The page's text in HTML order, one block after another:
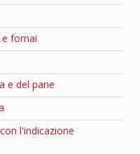
fornai
e del pane
l'indicazione